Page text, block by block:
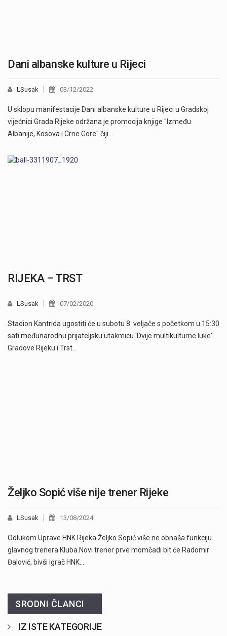
Dani albanske kulture u Rijeci
LSusak 03/12/2022
U sklopu manifestacije Dani albanske kulture u Rijeci u Gradskoj
vijećnici Grada Rijeke održana je promocija knjige "Između
Albanije, Kosova i Crne Gore" čiji…
RIJEKA – TRST
LSusak 07/02/2020
Stadion Kantrida ugostiti će u subotu 8. veljače s početkom u 15:30
sati međunarodnu prijateljsku utakmicu 'Dvije multikulturne luke'.
Gradove Rijeku i Trst…
Željko Sopić više nije trener Rijeke
LSusak 13/08/2024
Odlukom Uprave HNK Rijeka Željko Sopić više ne obnaša funkciju
glavnog trenera Kluba.Novi trener prve momčadi bit će Radomir
Đalović, bivši igrač HNK…
SRODNI ČLANCI
IZ ISTE KATEGORIJE